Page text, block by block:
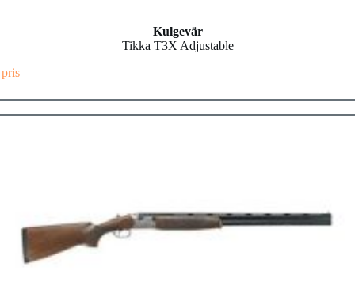
Kulgevär
Tikka T3X Adjustable